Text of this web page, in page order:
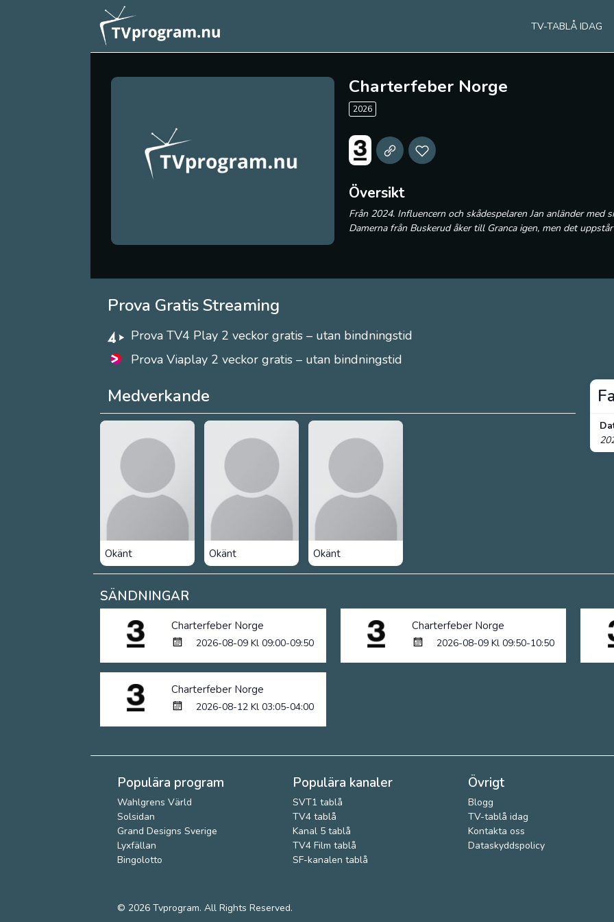
TV-TABLÅ IDAG
Charterfeber Norge
2026
Översikt
Från 2024. Influencern och skådespelaren Jan anländer med
Damerna från Buskerud åker till Granca igen, men det
Prova Gratis Streaming
Prova TV4 Play 2 veckor gratis – utan bindningstid
Prova Viaplay 2 veckor gratis – utan bindningstid
Medverkande
Okänt Okänt Okänt
SÄNDNINGAR
Charterfeber Norge
2026-08-09 Kl 09:00-09:50
Charterfeber Norge
2026-08-09 Kl 09:50-10:50
Charterfeber Norge
2026-08-12 Kl 03:05-04:00
Populära program
Wahlgrens Värld
Solsidan
Grand Designs Sverige
Lyxfällan
Bingolotto
Populära kanaler
SVT1 tablå
TV4 tablå
Kanal 5 tablå
TV4 Film tablå
SF-kanalen tablå
Övrigt
Blogg
TV-tablå idag
Kontakta oss
Dataskyddspolicy
© 2026 Tvprogram. All Rights Reserved.